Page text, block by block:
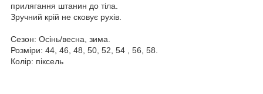
прилягання штанин до тіла.
Зручний крій не сковує рухів.
Сезон: Осінь/весна, зима.
Розміри: 44, 46, 48, 50, 52, 54 , 56, 58.
Колір: піксель